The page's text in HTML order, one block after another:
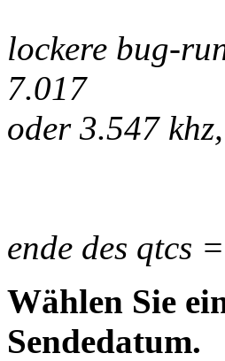
lockere bug-
7.017
oder 3.547
ende des qtcs
Wählen Sie
Sendedatum.